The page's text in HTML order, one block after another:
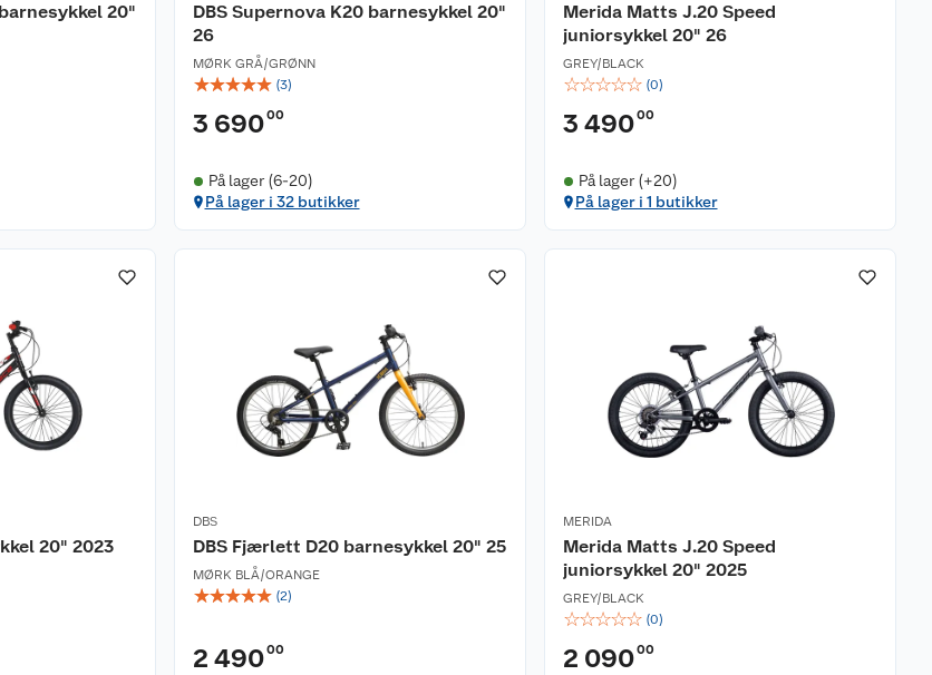
20"
DBS Supernova K20 barnesykkel 20"
26
MØRK GRÅ/GRØNN
☆☆☆☆☆ (3)
3 69000
På lager (6-20)
På lager i 32 butikker
Merida Matts J.20 Speed
juniorsykkel 20" 26
GREY/BLACK
☆☆☆☆☆ (0)
3 49000
På lager (+20)
På lager i 1 butikker
20" 2023
DBS
DBS Fjærlett D20 barnesykkel 20" 25
MØRK BLÅ/ORANGE
☆☆☆☆☆ (2)
2 49000
MERIDA
Merida Matts J.20 Speed
juniorsykkel 20" 2025
GREY/BLACK
☆☆☆☆☆ (0)
2 09000